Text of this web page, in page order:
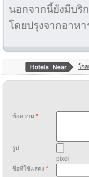
นอกจากนี้ยังมีบริ
โดยปรุงจากอาห
โก
ข้อความ *
รูป
pixel
ชื่อที่ใช้แสดง *